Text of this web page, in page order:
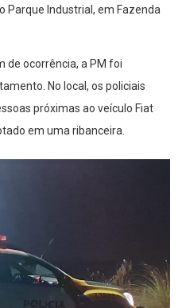
Parque Industrial, em Fazenda
de ocorrência, a PM foi
No local, os policiais
próximas ao veículo Fiat
em uma ribanceira.